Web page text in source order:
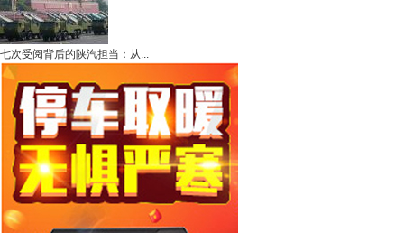
七次受阅背后的陕汽担当：从...